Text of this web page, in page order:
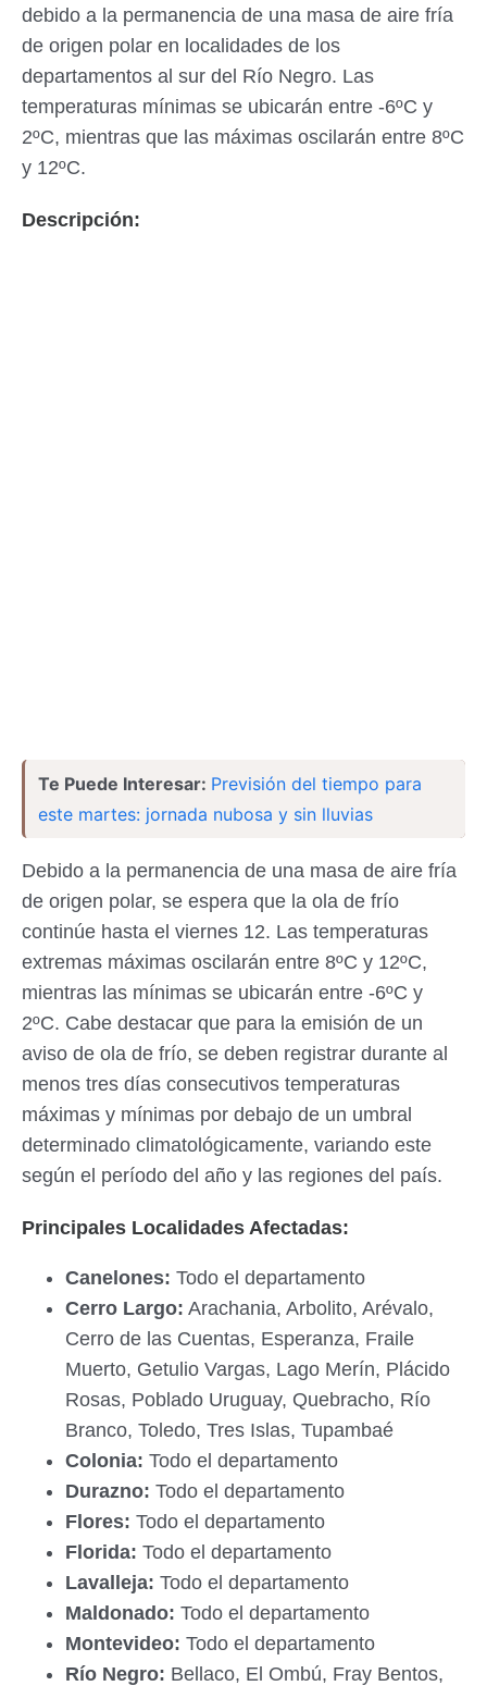
debido a la permanencia de una masa de aire fría
de origen polar en localidades de los
departamentos al sur del Río Negro. Las
temperaturas mínimas se ubicarán entre -6ºC y
2ºC, mientras que las máximas oscilarán entre 8ºC
y 12ºC.
Descripción:
Te Puede Interesar: Previsión del tiempo para
este martes: jornada nubosa y sin lluvias
Debido a la permanencia de una masa de aire fría
de origen polar, se espera que la ola de frío
continúe hasta el viernes 12. Las temperaturas
extremas máximas oscilarán entre 8ºC y 12ºC,
mientras las mínimas se ubicarán entre -6ºC y
2ºC. Cabe destacar que para la emisión de un
aviso de ola de frío, se deben registrar durante al
menos tres días consecutivos temperaturas
máximas y mínimas por debajo de un umbral
determinado climatológicamente, variando este
según el período del año y las regiones del país.
Principales Localidades Afectadas:
Canelones: Todo el departamento
Cerro Largo: Arachania, Arbolito, Arévalo,
Cerro de las Cuentas, Esperanza, Fraile
Muerto, Getulio Vargas, Lago Merín, Plácido
Rosas, Poblado Uruguay, Quebracho, Río
Branco, Toledo, Tres Islas, Tupambaé
Colonia: Todo el departamento
Durazno: Todo el departamento
Flores: Todo el departamento
Florida: Todo el departamento
Lavalleja: Todo el departamento
Maldonado: Todo el departamento
Montevideo: Todo el departamento
Río Negro: Bellaco, El Ombú, Fray Bentos,